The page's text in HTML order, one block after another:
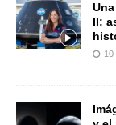
II:
10